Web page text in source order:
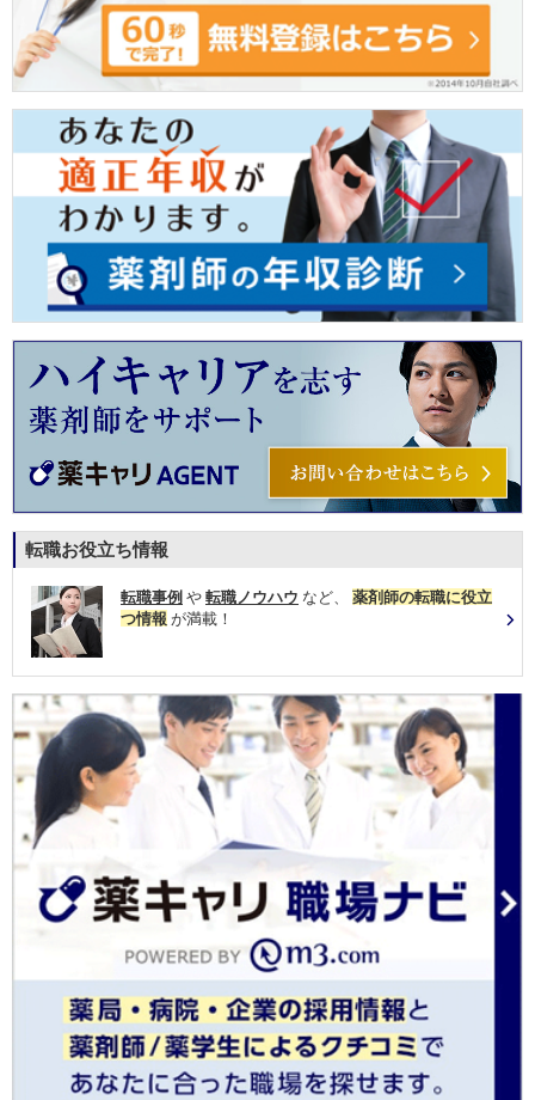
転職お役立ち情報
転職事例 や 転職ノウハウ など、 薬剤師の転職に役立
つ情報 が満載！